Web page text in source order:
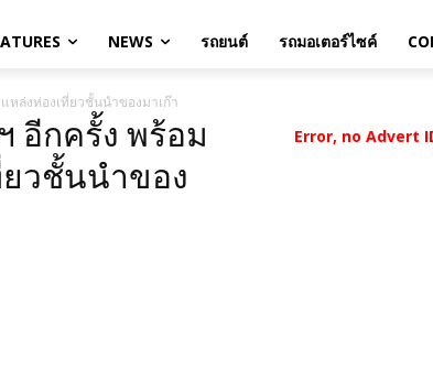
NEWS รถยนต์ รถมอเตอร์ไซค์
หล่งท่องเที่ยวชั้นนำของมาเก๊า
อีกครั้ง พร้อม
ยวชั้นนำของ
Error, no Advert